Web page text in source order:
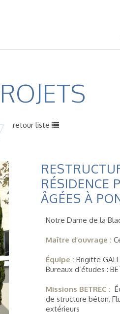
retour liste
RÉSIDENCE
ÂGÉES À
Notre Dame de la
Maître d’ouvrage :
Équipe : Brigitte
Bureaux d’études :
Missions BETREC :
de structure béton,
extérieurs